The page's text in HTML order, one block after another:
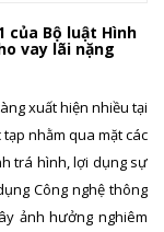
của Bộ luật Hình
vay lãi nặng
xuất hiện nhiều tại
nhằm qua mặt các
trá hình, lợi dụng sự
Công nghệ thông
ảnh hưởng nghiêm